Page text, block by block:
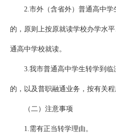
2.市外（含省外）普通高中
的，原则上按原就读学校办学水
通高中学校就读。
3.我市普通高中学生转学到
的，以及普职融通业务，按有关程
（二）注意事项
1.需有正当转学理由。